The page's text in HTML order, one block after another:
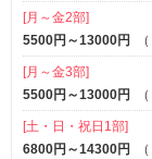
[月～金2部]
5500円～13000円
（
[月～金3部]
5500円～13000円
（
[土・日・祝日1部]
6800円～14300円
（